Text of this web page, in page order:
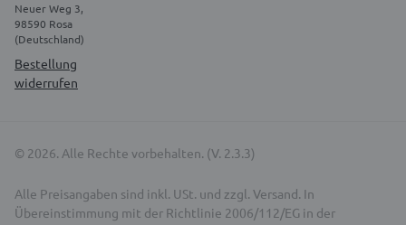
Neuer Weg 3,
98590 Rosa
(Deutschland)
Bestellung
widerrufen
© 2026. Alle Rechte vorbehalten. (V. 2.3.3)
Alle Preisangaben sind inkl. USt. und zzgl. Versand. In
Übereinstimmung mit der Richtlinie 2006/112/EG in der